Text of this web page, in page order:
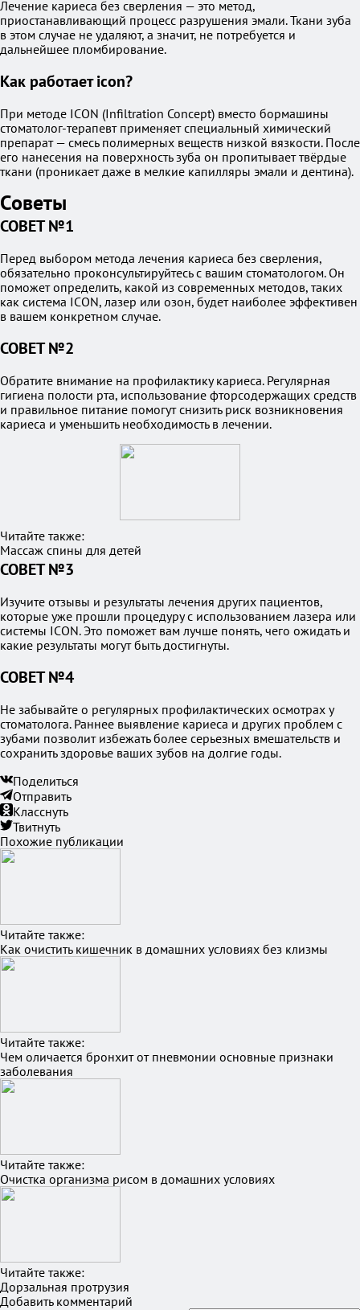
Лечение кариеса без сверления — это метод,
приостанавливающий процесс разрушения эмали. Ткани зуба
в этом случае не удаляют, а значит, не потребуется и
дальнейшее пломбирование.
Как работает icon?
При методе ICON (Infiltration Concept) вместо бормашины
стоматолог-терапевт применяет специальный химический
препарат — смесь полимерных веществ низкой вязкости. После
его нанесения на поверхность зуба он пропитывает твёрдые
ткани (проникает даже в мелкие капилляры эмали и дентина).
Советы
СОВЕТ №1
Перед выбором метода лечения кариеса без сверления,
обязательно проконсультируйтесь с вашим стоматологом. Он
поможет определить, какой из современных методов, таких
как система ICON, лазер или озон, будет наиболее эффективен
в вашем конкретном случае.
СОВЕТ №2
Обратите внимание на профилактику кариеса. Регулярная
гигиена полости рта, использование фторсодержащих средств
и правильное питание помогут снизить риск возникновения
кариеса и уменьшить необходимость в лечении.
Читайте также:
Массаж спины для детей
СОВЕТ №3
Изучите отзывы и результаты лечения других пациентов,
которые уже прошли процедуру с использованием лазера или
системы ICON. Это поможет вам лучше понять, чего ожидать и
какие результаты могут быть достигнуты.
СОВЕТ №4
Не забывайте о регулярных профилактических осмотрах у
стоматолога. Раннее выявление кариеса и других проблем с
зубами позволит избежать более серьезных вмешательств и
сохранить здоровье ваших зубов на долгие годы.
Поделиться
Отправить
Класснуть
Твитнуть
Похожие публикации
Читайте также:
Как очистить кишечник в домашних условиях без клизмы
Читайте также:
Чем оличается бронхит от пневмонии основные признаки
заболевания
Читайте также:
Очистка организма рисом в домашних условиях
Читайте также:
Дорзальная протрузия
Добавить комментарий